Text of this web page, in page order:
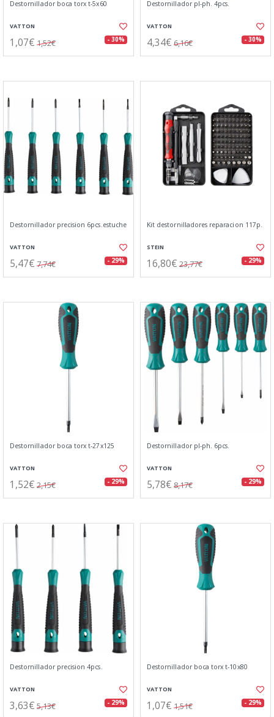
Destornillador boca torx t-5x60
VATTON
1,07€ 1,52€ - 30%
Destornillador pl-ph. 4pcs.
VATTON
4,34€ 6,16€ - 30%
Destornillador precision 6pcs.estuche
VATTON
5,47€ 7,74€ - 29%
Kit destornilladores reparacion 117p.
STEIN
16,80€ 23,77€ - 29%
Destornillador boca torx t-27x125
VATTON
1,52€ 2,15€ - 29%
Destornillador pl-ph. 6pcs.
VATTON
5,78€ 8,17€ - 29%
Destornillador precision 4pcs.
VATTON
3,63€ 5,13€ - 29%
Destornillador boca torx t-10x80
VATTON
1,07€ 1,51€ - 29%